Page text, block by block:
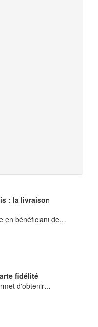
: la livraison
en bénéficiant de…
fidélité
d'obtenir…